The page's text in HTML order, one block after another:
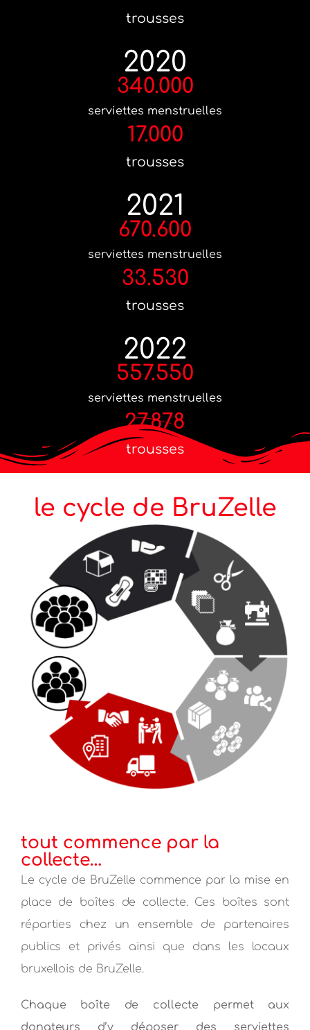
trousses
2020
serviettes menstruelles
340.000
trousses
17.000
2021
serviettes menstruelles
670.600
trousses
33.530
2022
serviettes menstruelles
557.550
trousses
27.878
le cycle de BruZelle
tout commence par la
collecte…
Le cycle de BruZelle commence par la mise en
place de boîtes de collecte. Ces boîtes sont
réparties chez un ensemble de partenaires
publics et privés ainsi que dans les locaux
bruxellois de BruZelle.
Chaque boîte de collecte permet aux
donateurs d’y déposer des​ serviettes